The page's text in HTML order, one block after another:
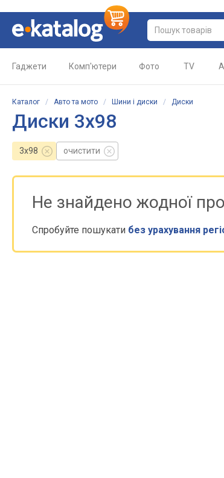
Гаджети Комп'ютери Фото TV
Каталог / Авто та мото / Шини і диски / Диски
Диски 3x98
3x98 очистити
Не знайдено жодної
Спробуйте пошукати без урахування